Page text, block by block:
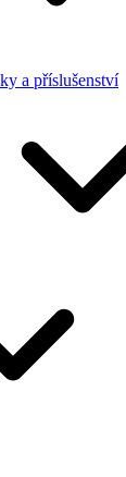
a příslušenství